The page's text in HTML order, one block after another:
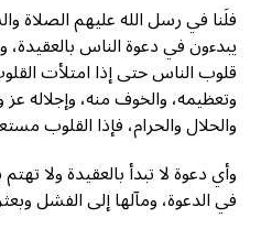
فلَنا في رسل الله عليهم الصلاة
يبدءون في دعوة الناس
قلوب الناس حتى إذا امتلأت
وتعظيمه، والخوف منه، وإجلاله
والحلال والحرام، فإذا القلوب
وأي دعوة لا تبدأ بالعقيدة ولا
في الدعوة، ومآلها إلى الفشل